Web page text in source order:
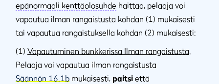
epänormaali kenttäolosuhde haittaa, pelaaja voi
vapautua ilman rangaistusta kohdan (1) mukaisesti
tai vapautua rangaistuksella kohdan (2) mukaisesti:
(1) Vapautuminen bunkkerissa Ilman rangaistusta.
Pelaaja voi vapautua ilman rangaistusta
Säännön 16.1b mukaisesti, paitsi että